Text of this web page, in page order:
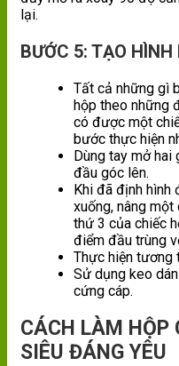
lại.
BƯỚC 5: TẠO HÌNH
Tất cả những gì
hộp theo những
có được một
bước thực hiện
Dùng tay mở hai
đầu góc lên.
Khi đã định hình
xuống, nâng
thứ 3 của chiếc
điểm đầu trùng
Thực hiện tương
Sử dụng keo
cứng cáp.
CÁCH LÀM HỘP
SIÊU ĐÁNG YÊU